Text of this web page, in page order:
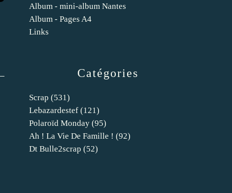
Catégories
Scrap (531)
Lebazardestef (121)
Polaroïd Monday (95)
Ah ! La Vie De Famille ! (92)
Dt Bulle2scrap (52)
Album - mini-album Nantes
Album - Pages A4
Links